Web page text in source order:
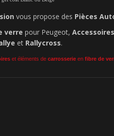
vous propose des Pièces
verre pour Peugeot,
et Rallycross.
et éléments de carrosserieen fibre de